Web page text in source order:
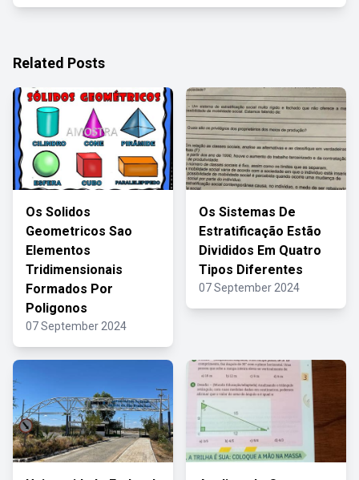
Related Posts
Os Solidos
Geometricos Sao
Elementos
Tridimensionais
Formados Por
Poligonos
07 September 2024
Os Sistemas De
Estratificação Estão
Divididos Em Quatro
Tipos Diferentes
07 September 2024